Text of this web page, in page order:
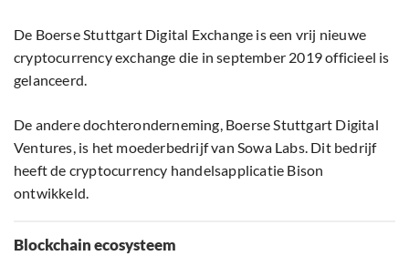
De Boerse Stuttgart Digital Exchange is een vrij nieuwe
cryptocurrency exchange die in september 2019 officieel is
gelanceerd.
De andere dochteronderneming, Boerse Stuttgart Digital
Ventures, is het moederbedrijf van Sowa Labs. Dit bedrijf
heeft de cryptocurrency handelsapplicatie Bison
ontwikkeld.
Blockchain ecosysteem